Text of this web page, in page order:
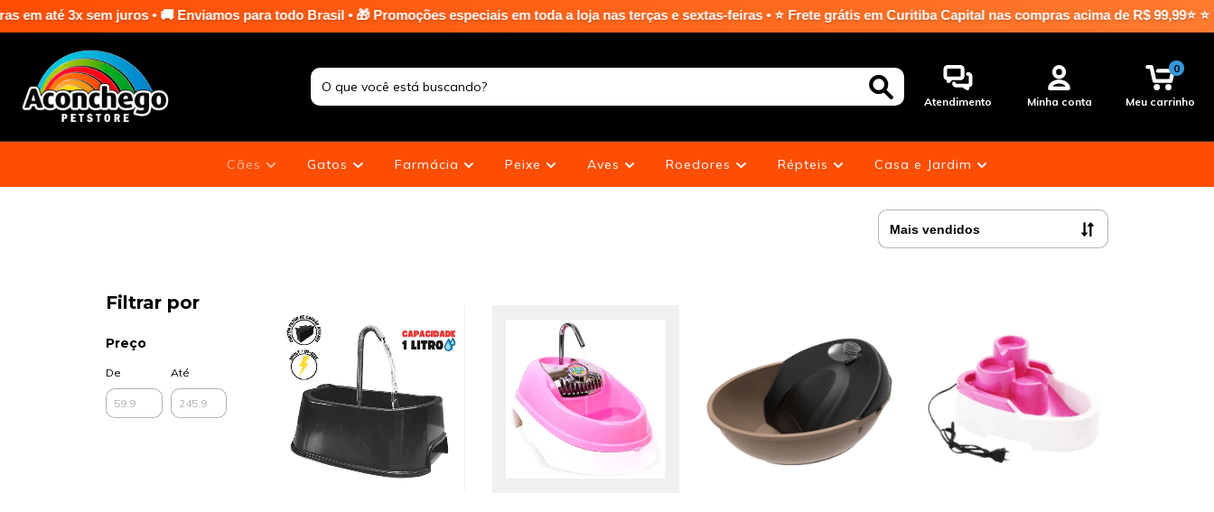
juros • 🚚 Enviamos para todo Brasil • 🎁 Promoções especiais em toda a loja nas terças e sextas-feiras • ⭐ Frete grátis em Curitiba Capital nas compras acima de R$ 99,99⭐ ⭐
Atendimento Minha conta Meu carrinho
0
Cães Gatos Farmácia Peixe Aves Roedores Répteis Casa e Jardim
Filtrar por
Preço
De Até